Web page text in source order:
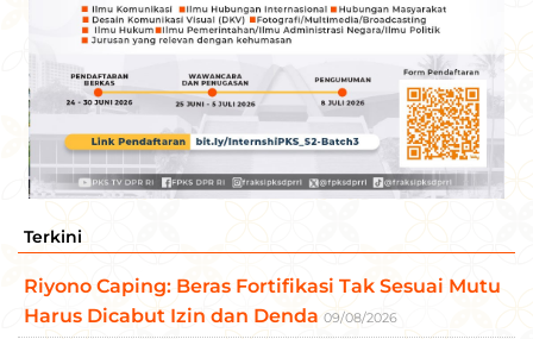
Terkini
Riyono Caping: Beras Fortifikasi Tak Sesuai Mutu
Harus Dicabut Izin dan Denda 09/08/2026